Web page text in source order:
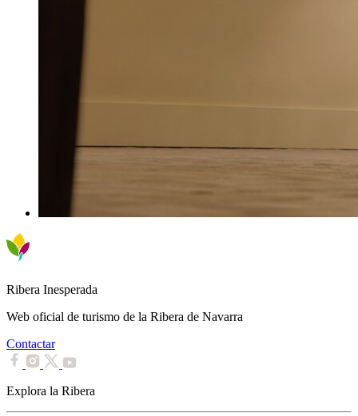
Ribera Inesperada
Web oficial de turismo de la Ribera de Navarra
Contactar
Explora la Ribera